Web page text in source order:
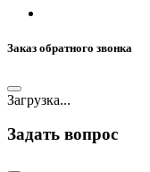
Заказ обратного звонка
Загрузка...
Задать вопрос